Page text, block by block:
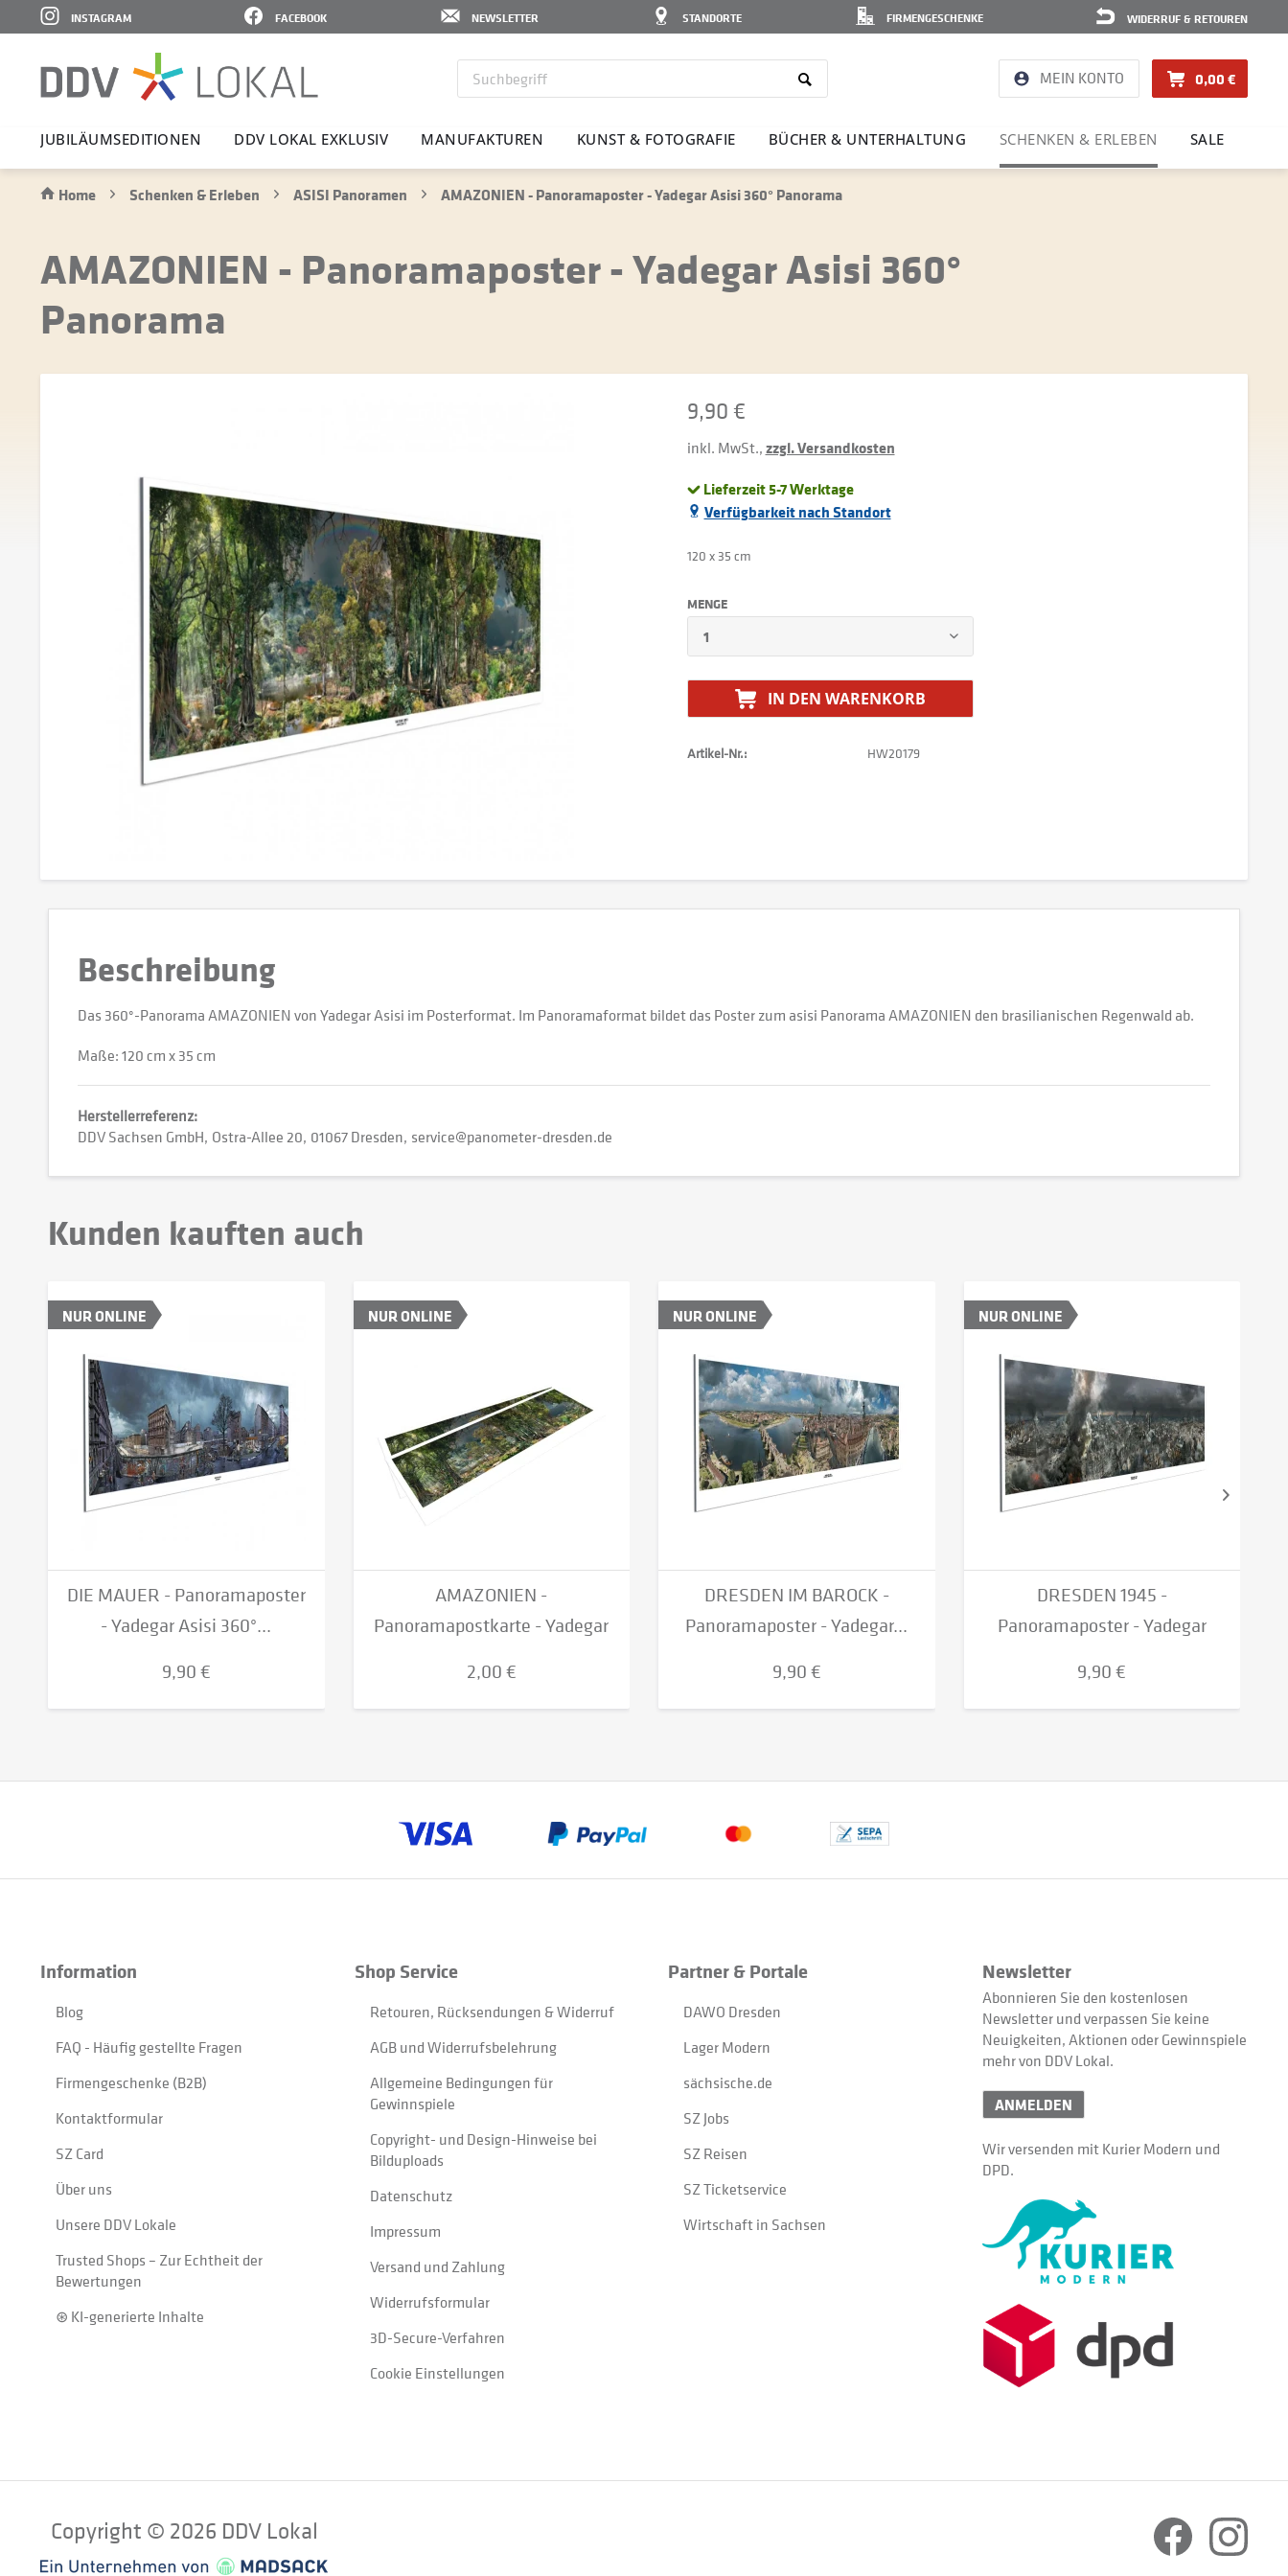
WIDERRUF & RETOUREN
FIRMENGESCHENKE
STANDORTE
NEWSLETTER
FACEBOOK
INSTAGRAM
MEIN KONTO 0,00 €
JUBI­LÄ­UMS­E­DI­TIONEN DDV LOKAL EXKLUSIV MANU­FAK­TUREN KUNST & FOTO­GRAFIE BÜCHER & UNTER­HAL­TUNG SCHENKEN & ERLEBEN SALE
Home Schenken & Erleben ASISI Panoramen AMAZONIEN - Panoramaposter - Yadegar Asisi 360° Panorama
AMAZONIEN - Panoramaposter - Yadegar Asisi 360°
Panorama
9,90 €
inkl. MwSt.,zzgl. Versandkosten
Lieferzeit 5-7 Werktage
Verfügbarkeit nach Standort
120 x 35 cm
MENGE
IN DEN WARENKORB
Artikel-Nr.: HW20179
Beschreibung
Das 360°-Panorama AMAZONIEN von Yadegar Asisi im Posterformat. Im Panoramaformat bildet das Poster zum asisi Panorama AMAZONIEN den brasilianischen Regenwald ab.
Maße: 120 cm x 35 cm
Herstellerreferenz:
DDV Sachsen GmbH Ostra-Allee 20 01067 Dresden service@panometer-dresden.de
Kunden kauften auch
NUR ONLINE
DIE MAUER - Panoramaposter
- Yadegar Asisi 360°...
9,90 €
NUR ONLINE
AMAZONIEN -
Panoramapostkarte - Yadegar
2,00 €
NUR ONLINE
DRESDEN IM BAROCK -
Panoramaposter - Yadegar...
9,90 €
NUR ONLINE
DRESDEN 1945 -
Panoramaposter - Yadegar
9,90 €
Information
Blog
FAQ - Häufig gestellte Fragen
Firmengeschenke (B2B)
Kontaktformular
SZ Card
Über uns
Unsere DDV Lokale
Trusted Shops – Zur Echtheit der
Bewertungen
⊛ KI-generierte Inhalte
Shop Service
Retouren, Rücksendungen & Widerruf
AGB und Widerrufsbelehrung
Allgemeine Bedingungen für
Gewinnspiele
Copyright- und Design-Hinweise bei
Bilduploads
Datenschutz
Impressum
Versand und Zahlung
Widerrufsformular
3D-Secure-Verfahren
Cookie Einstellungen
Partner & Portale
DAWO Dresden
Lager Modern
sächsische.de
SZ Jobs
SZ Reisen
SZ Ticketservice
Wirtschaft in Sachsen
Newsletter
Abonnieren Sie den kostenlosen
Newsletter und verpassen Sie keine
Neuigkeiten, Aktionen oder Gewinnspiele
mehr von DDV Lokal.
ANMELDEN
Wir versenden mit Kurier Modern und
DPD.
Copyright © 2026 DDV Lokal